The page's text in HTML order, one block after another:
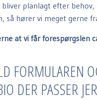
bliver planlagt efter
så hører vi meget gerne
at vi får forespørgslen
FORMULAREN
DER PASSER